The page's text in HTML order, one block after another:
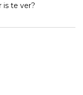
is te ver?